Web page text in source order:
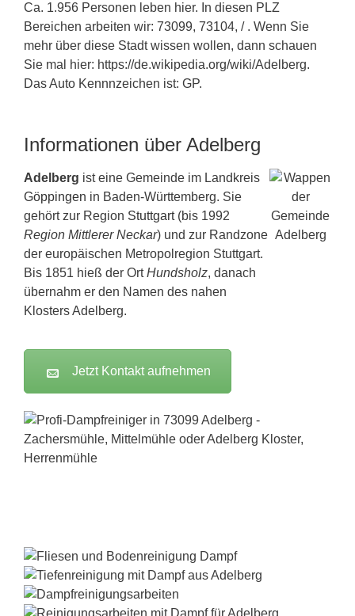
Ca. 1.956 Personen leben hier. In diesen PLZ
Bereichen arbeiten wir: 73099, 73104, / . Wenn Sie
mehr über diese Stadt wissen wollen, dann schauen
Sie mal hier: https://de.wikipedia.org/wiki/Adelberg.
Das Auto Kennnzeichen ist: GP.
Informationen über Adelberg
Adelberg ist eine Gemeinde im Landkreis
Göppingen in Baden-Württemberg. Sie
gehört zur Region Stuttgart(bis 1992
Region Mittlerer Neckar) und zur Randzone
der europäischen Metropolregion Stuttgart.
Bis 1851 hieß der OrtHundsholz, danach
übernahm er den Namen des nahen
Klosters Adelberg.
Jetzt Kontakt aufnehmen